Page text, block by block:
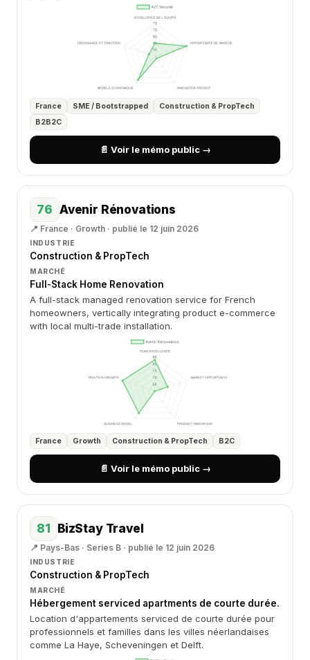
France SME / Bootstrapped
Construction & PropTech
B2B2C
📄 Voir le mémo public →
76 Avenir Rénovations
📍 France · Growth · publié le 12 juin 2026
INDUSTRIE
Construction & PropTech
MARCHÉ
Full-Stack Home Renovation
A full-stack managed renovation service for French
homeowners, vertically integrating product e-commerce
with local multi-trade installation.
France Growth Construction & PropTech B2C
📄 Voir le mémo public →
81 BizStay Travel
📍 Pays-Bas · Series B · publié le 12 juin 2026
INDUSTRIE
Construction & PropTech
MARCHÉ
Hébergement serviced apartments de courte durée.
Location d'appartements serviced de courte durée pour
professionnels et familles dans les villes néerlandaises
comme La Haye, Scheveningen et Delft.